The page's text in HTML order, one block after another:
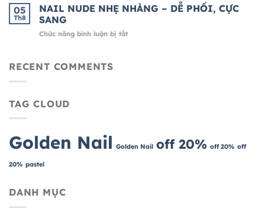
NÀNG
XÚC
SAU
05
Th8
NAIL NUDE NHẸ NHÀNG – DỄ PHỐI, CỰC
SANG
Chức năng bình luận bị tắtở
RECENT COMMENTS
TAG CLOUD
Golden Nail Golden Nail off 20% off 20% off
20% pastel
DANH MỤC